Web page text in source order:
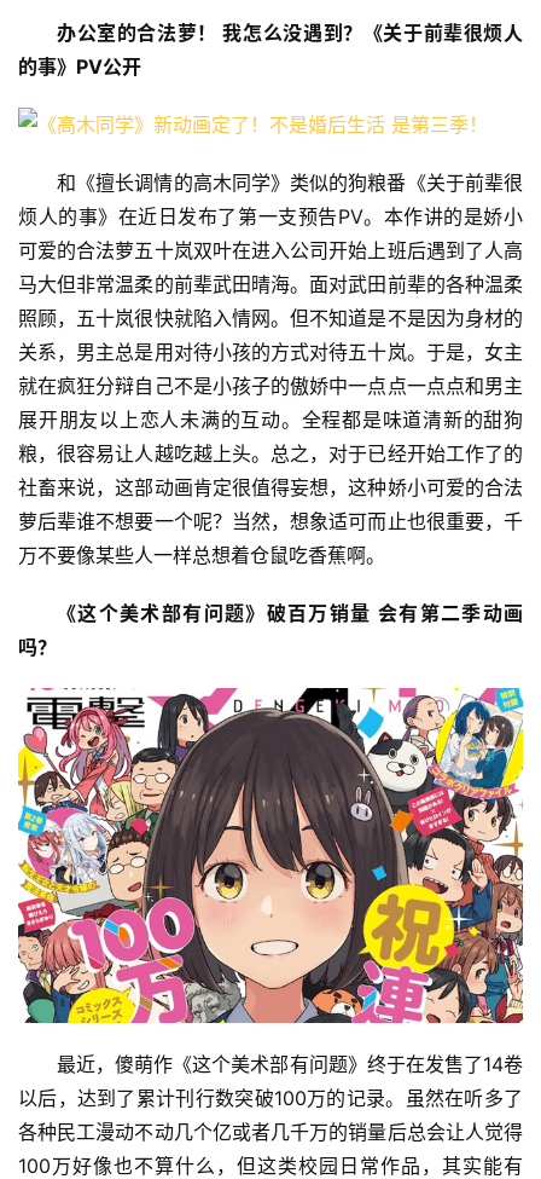
办公室的合法萝！ 我怎么没遇到？《关于前辈很烦人
的事》PV公开
和《擅长调情的高木同学》类似的狗粮番《关于前辈很
烦人的事》在近日发布了第一支预告PV。本作讲的是娇小
可爱的合法萝五十岚双叶在进入公司开始上班后遇到了人高
马大但非常温柔的前辈武田晴海。面对武田前辈的各种温柔
照顾，五十岚很快就陷入情网。但不知道是不是因为身材的
关系，男主总是用对待小孩的方式对待五十岚。于是，女主
就在疯狂分辩自己不是小孩子的傲娇中一点点一点点和男主
展开朋友以上恋人未满的互动。全程都是味道清新的甜狗
粮，很容易让人越吃越上头。总之，对于已经开始工作了的
社畜来说，这部动画肯定很值得妄想，这种娇小可爱的合法
萝后辈谁不想要一个呢？当然，想象适可而止也很重要，千
万不要像某些人一样总想着仓鼠吃香蕉啊。
《这个美术部有问题》破百万销量 会有第二季动画
吗？
最近，傻萌作《这个美术部有问题》终于在发售了14卷
以后，达到了累计刊行数突破100万的记录。虽然在听多了
各种民工漫动不动几个亿或者几千万的销量后总会让人觉得
100万好像也不算什么，但这类校园日常作品，其实能有